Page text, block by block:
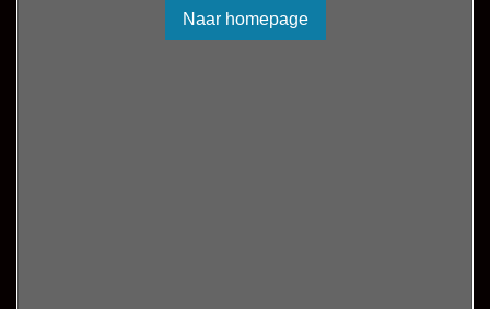
Naar homepage